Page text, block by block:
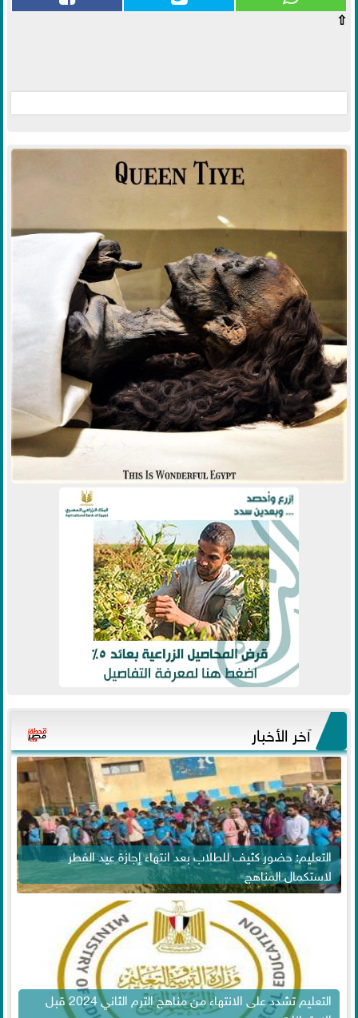
⇧
آخر الأخبار
التعليم: حضور كثيف للطلاب بعد انتهاء إجازة عيد الفطر
لاستكمال المناهج
التعليم تشدد على الانتهاء من مناهج الترم الثاني 2024 قبل